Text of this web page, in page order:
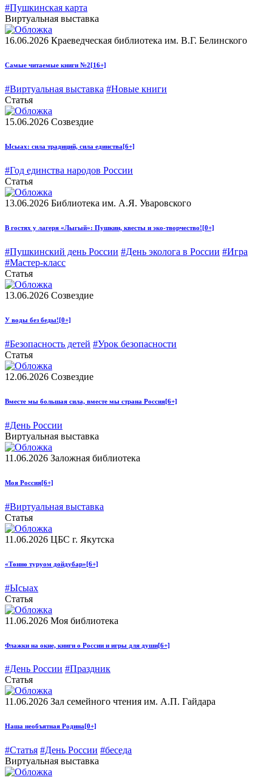
#Пушкинская карта
Виртуальная выставка
16.06.2026 Краеведческая библиотека им. В.Г. Белинского
Самые читаемые книги №2[16+]
#Виртуальная выставка #Новые книги
Статья
15.06.2026 Созвездие
Ысыах: сила традиций, сила единства[6+]
#Год единства народов России
Статья
13.06.2026 Библиотека им. А.Я. Уваровского
В гостях у лагеря «Лыгый»: Пушкин, квесты и эко-творчество![0+]
#Пушкинский день России #День эколога в России #Игра
#Мастер-класс
Статья
13.06.2026 Созвездие
У воды без беды![0+]
#Безопасность детей #Урок безопасности
Статья
12.06.2026 Созвездие
Вместе мы большая сила, вместе мы страна Россия[6+]
#День России
Виртуальная выставка
11.06.2026 Заложная библиотека
Моя Россия[6+]
#Виртуальная выставка
Статья
11.06.2026 ЦБС г. Якутска
«Төннө туруом дойдубар»[6+]
#Ысыах
Статья
11.06.2026 Моя библиотека
Флажки на окне, книги о России и игры для души[6+]
#День России #Праздник
Статья
11.06.2026 Зал семейного чтения им. А.П. Гайдара
Наша необъятная Родина[0+]
#Статья #День России #беседа
Виртуальная выставка